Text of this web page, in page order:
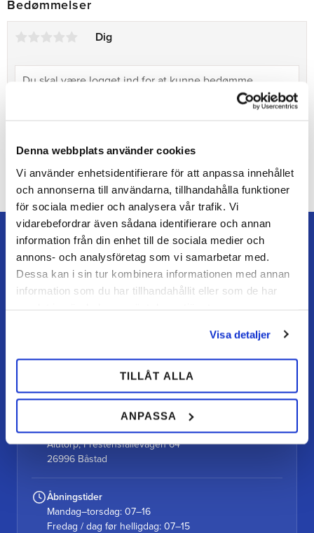
Denna webbplats använder cookies
Vi använder enhetsidentifierare för att anpassa innehållet
och annonserna till användarna, tillhandahålla funktioner
för sociala medier och analysera vår trafik. Vi
vidarebefordrar även sådana identifierare och annan
information från din enhet till de sociala medier och
annons- och analysföretag som vi samarbetar med.
Dessa kan i sin tur kombinera informationen med annan
information som du har tillhandahållit eller som de har
Visa detaljer
TILLÅT ALLA
ANPASSA
Bedømmelser
Dig
Bliv den første, der giver en bedømmelse.
TEAM ALUTORP
Kontakt
kundtjanst@teamalutorp.se
0727-434 434
Vores gårdbutik
Alutorp, Frestensfällevägen 64
26996 Båstad
Åbningstider
Mandag–torsdag: 07–16
Fredag / dag før helligdag: 07–15